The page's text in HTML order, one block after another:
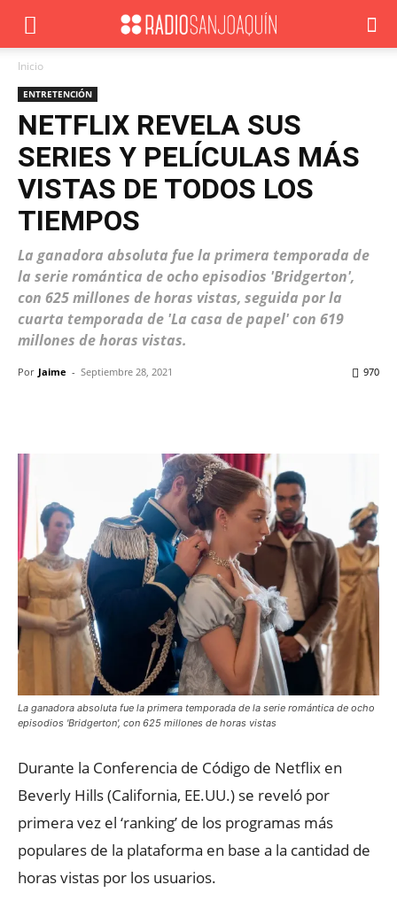
Inicio
ENTRETENCIÓN
NETFLIX REVELA SUS
SERIES Y PELÍCULAS MÁS
VISTAS DE TODOS LOS
TIEMPOS
La ganadora absoluta fue la primera temporada de
la serie romántica de ocho episodios 'Bridgerton',
con 625 millones de horas vistas, seguida por la
cuarta temporada de 'La casa de papel' con 619
millones de horas vistas.
Por Jaime - Septiembre 28, 2021 970
La ganadora absoluta fue la primera temporada de la serie romántica de ocho
episodios 'Bridgerton', con 625 millones de horas vistas
Durante la Conferencia de Código de Netflix en
Beverly Hills (California, EE.UU.) se reveló por
primera vez el ‘ranking’ de los programas más
populares de la plataforma en base a la cantidad de
horas vistas por los usuarios.